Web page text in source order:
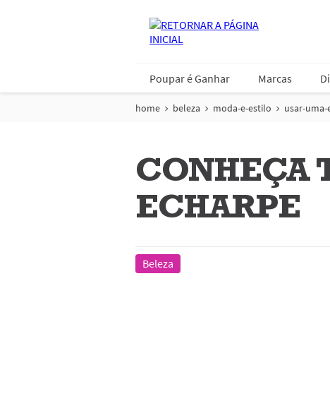
Poupar é Ganhar Marcas
home beleza moda-e-estilo usar-
CONHEÇA
ECHARPE
Beleza